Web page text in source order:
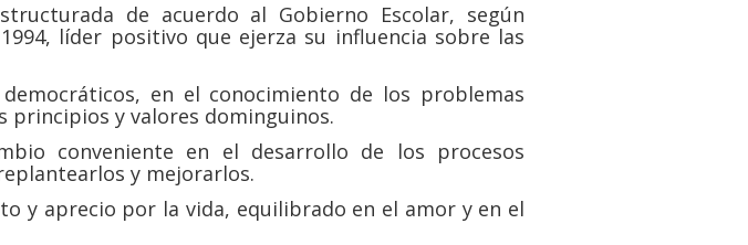
de acuerdo al Gobierno Escolar, según
líder positivo que ejerza su influencia sobre las
en el conocimiento de los problemas
principios y valores dominguinos.
conveniente en el desarrollo de los procesos
y mejorarlos.
y aprecio por la vida, equilibrado en el amor y en el